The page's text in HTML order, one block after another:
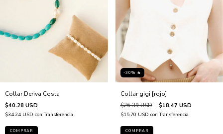
Collar Deriva Costa
$40.28 USD
$34.24 USD con Transferencia
-30% 🔥
Collar gigi [rojo]
$26.39 USD $18.47 USD
$15.70 USD con Transferencia